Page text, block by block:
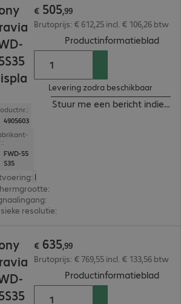
4905603
FWD-55
S35
: Europa
:
:
resolutie:
€ 505,99
Brutoprijs: € 612,25 incl. € 106,26 btw
Productinformatieblad
Levering zodra beschikbaar
Stuur me een bericht indien
€ 635,99
Brutoprijs: € 769,55 incl. € 133,56 btw
Productinformatieblad